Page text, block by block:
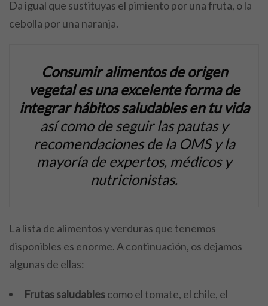
Da igual que sustituyas el pimiento por una fruta, o la
cebolla por una naranja.
Consumir alimentos de origen
vegetal es una excelente forma de
integrar hábitos saludables en tu vida
así como de seguir las pautas y
recomendaciones de la OMS y la
mayoría de expertos, médicos y
nutricionistas.
La lista de alimentos y verduras que tenemos
disponibles es enorme. A continuación, os dejamos
algunas de ellas:
Frutas saludablescomo el tomate, el chile, el